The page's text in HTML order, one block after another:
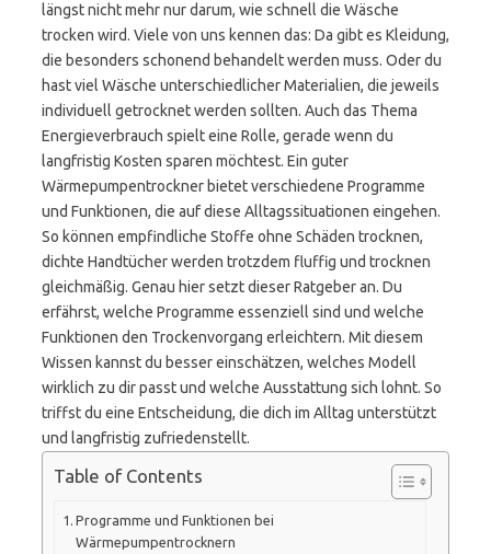
längst nicht mehr nur darum, wie schnell die Wäsche
trocken wird. Viele von uns kennen das: Da gibt es Kleidung,
die besonders schonend behandelt werden muss. Oder du
hast viel Wäsche unterschiedlicher Materialien, die jeweils
individuell getrocknet werden sollten. Auch das Thema
Energieverbrauch spielt eine Rolle, gerade wenn du
langfristig Kosten sparen möchtest. Ein guter
Wärmepumpentrockner bietet verschiedene Programme
und Funktionen, die auf diese Alltagssituationen eingehen.
So können empfindliche Stoffe ohne Schäden trocknen,
dichte Handtücher werden trotzdem fluffig und trocknen
gleichmäßig. Genau hier setzt dieser Ratgeber an. Du
erfährst, welche Programme essenziell sind und welche
Funktionen den Trockenvorgang erleichtern. Mit diesem
Wissen kannst du besser einschätzen, welches Modell
wirklich zu dir passt und welche Ausstattung sich lohnt. So
triffst du eine Entscheidung, die dich im Alltag unterstützt
und langfristig zufriedenstellt.
Table of Contents
Programme und Funktionen bei
Wärmepumpentrocknern